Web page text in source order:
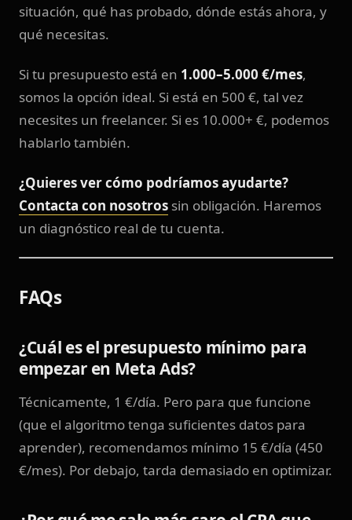
situación, qué has probado, dónde estás ahora, y
qué necesitas.
Si tu presupuesto está en 1.000–5.000 €/mes,
somos la opción ideal. Si está en 500 €, tal vez
necesites un freelancer. Si es 10.000+ €, podemos
hablarlo también.
¿Quieres ver cómo podríamos ayudarte?
Contacta con nosotros sin obligación. Haremos
un diagnóstico real de tu cuenta.
FAQs
¿Cuál es el presupuesto mínimo para
empezar en Meta Ads?
Técnicamente, 1 €/día. Pero para que funcione
(que el algoritmo tenga suficientes datos para
aprender), recomendamos mínimo 15 €/día (450
€/mes). Por debajo, tarda demasiado en optimizar.